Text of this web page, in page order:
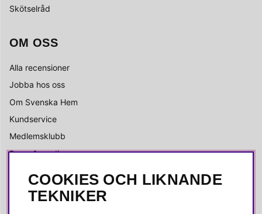
Skötselråd
OM OSS
Alla recensioner
Jobba hos oss
Om Svenska Hem
Kundservice
Medlemsklubb
Press & media
SOCIALA MEDIER
COOKIES OCH LIKNANDE
TEKNIKER